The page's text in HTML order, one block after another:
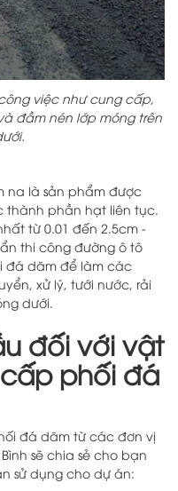
việc như cung cấp,
đầm nén lớp móng trên
na là sản phẩm được
thành phần hạt liên tục.
từ 0.01 đến 2.5cm -
thi công đường ô tô
đá dăm để làm các
xử lý, tưới nước, rải
dưới.
đối với vật
phối đá
đá dăm từ các đơn vị
sẽ chia sẻ cho bạn
sử dụng cho dự án: